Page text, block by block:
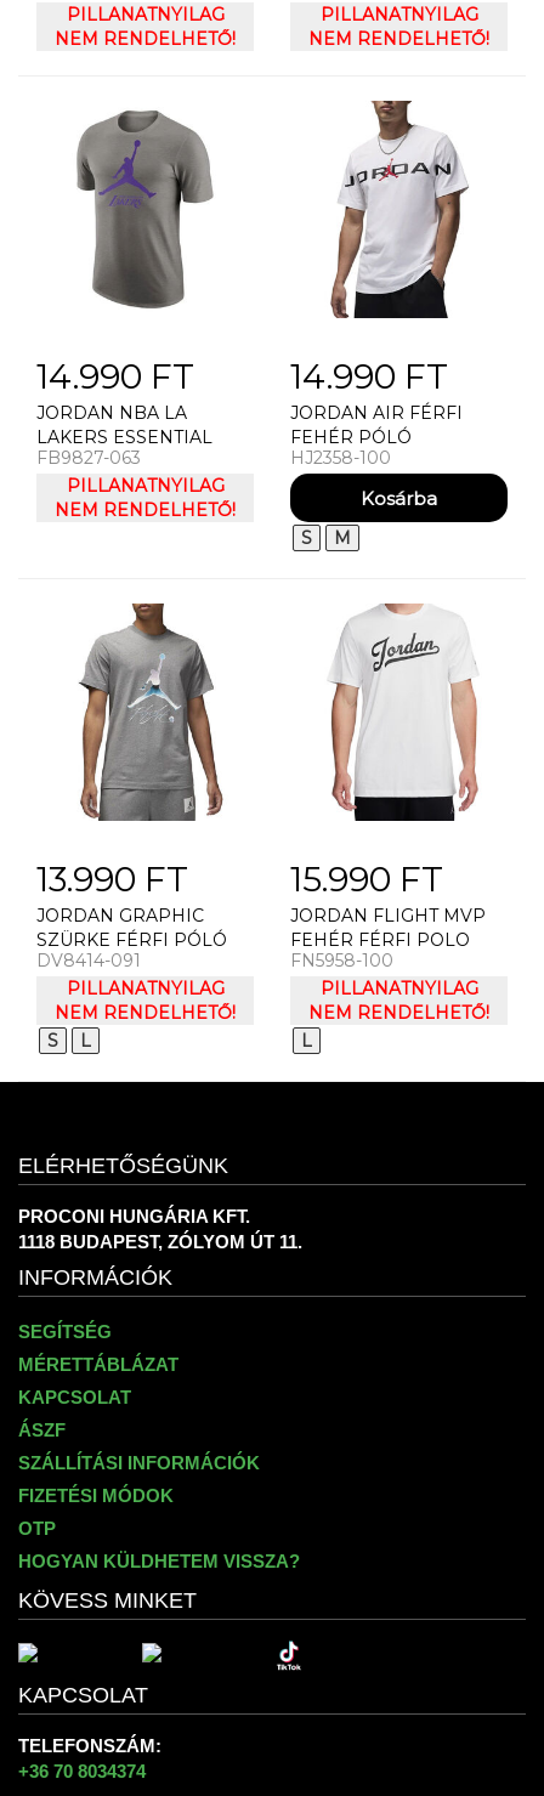
PILLANATNYILAG
NEM RENDELHETŐ!
PILLANATNYILAG
NEM RENDELHETŐ!
14.990 FT
JORDAN NBA LA
LAKERS ESSENTIAL
FÉRFI PÓLÓ
FB9827-063
PILLANATNYILAG
NEM RENDELHETŐ!
14.990 FT
JORDAN AIR FÉRFI
FEHÉR PÓLÓ
HJ2358-100
S M
13.990 FT
JORDAN GRAPHIC
SZÜRKE FÉRFI PÓLÓ
DV8414-091
PILLANATNYILAG
NEM RENDELHETŐ!
S
L
15.990 FT
JORDAN FLIGHT MVP
FEHÉR FÉRFI POLO
FN5958-100
PILLANATNYILAG
NEM RENDELHETŐ!
L
ELÉRHETŐSÉGÜNK
PROCONI HUNGÁRIA KFT.
1118 BUDAPEST, ZÓLYOM ÚT 11.
INFORMÁCIÓK
SEGÍTSÉG
MÉRETTÁBLÁZAT
KAPCSOLAT
ÁSZF
SZÁLLÍTÁSI INFORMÁCIÓK
FIZETÉSI MÓDOK
OTP
HOGYAN KÜLDHETEM VISSZA?
KÖVESS MINKET
KAPCSOLAT
TELEFONSZÁM:
+36 70 8034374